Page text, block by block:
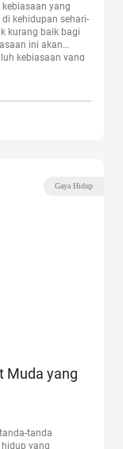
yang
kehidupan sehari-
kurang baik bagi
ini akan
kebiasaan yang
Gaya Hidup
Muda yang
tanda
yang